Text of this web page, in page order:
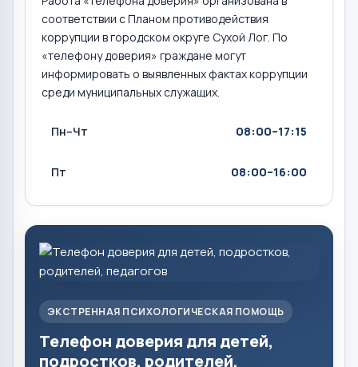
соответствии с Планом противодействия
коррупции в городском округе Сухой Лог. По
«телефону доверия» граждане могут
информировать о выявленных фактах коррупции
среди муниципальных служащих.
Пн–Чт 08:00–17:15
Пт 08:00–16:00
ЭКСТРЕННАЯ ПСИХОЛОГИЧЕСКАЯ ПОМОЩЬ
Телефон доверия для детей,
подростков, родителей,